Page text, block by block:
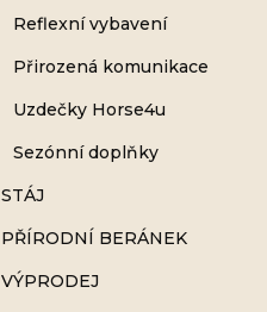
Reflexní vybavení
Přirozená komunikace
Uzdečky Horse4u
Sezónní doplňky
STÁJ
PŘÍRODNÍ BERÁNEK
VÝPRODEJ